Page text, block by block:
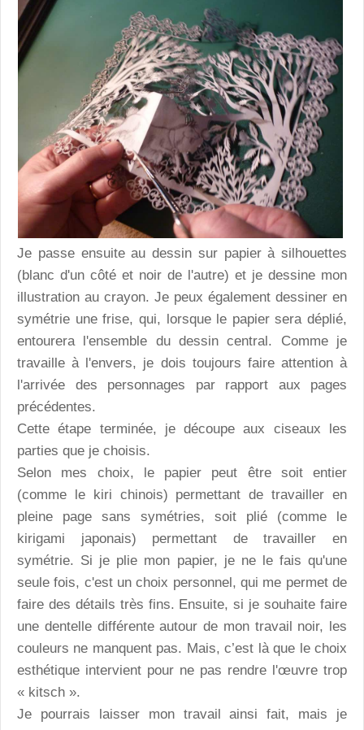
Je passe ensuite au dessin sur papier à silhouettes
(blanc d'un côté et noir de l'autre) et je dessine mon
illustration au crayon. Je peux également dessiner en
symétrie une frise, qui, lorsque le papier sera déplié,
entourera l'ensemble du dessin central. Comme je
travaille à l'envers, je dois toujours faire attention à
l'arrivée des personnages par rapport aux pages
précédentes.
Cette étape terminée, je découpe aux ciseaux les
parties que je choisis.
Selon mes choix, le papier peut être soit entier
(comme le kiri chinois) permettant de travailler en
pleine page sans symétries, soit plié (comme le
kirigami japonais) permettant de travailler en
symétrie. Si je plie mon papier, je ne le fais qu'une
seule fois, c'est un choix personnel, qui me permet de
faire des détails très fins. Ensuite, si je souhaite faire
une dentelle différente autour de mon travail noir, les
couleurs ne manquent pas. Mais, c’est là que le choix
esthétique intervient pour ne pas rendre l'œuvre trop
« kitsch ».
Je pourrais laisser mon travail ainsi fait, mais je